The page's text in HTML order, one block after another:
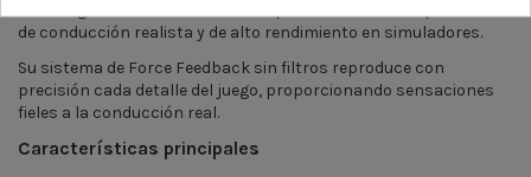
de conducción realista y de alto rendimiento en simuladores.
Su sistema de Force Feedback sin filtros reproduce con
precisión cada detalle del juego, proporcionando sensaciones
fieles a la conducción real.
Características principales